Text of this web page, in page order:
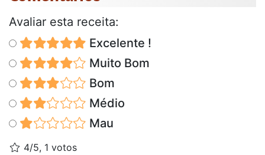
Avaliar esta receita:
Excelente !
Muito Bom
Bom
Médio
Mau
4/5, 1 votos